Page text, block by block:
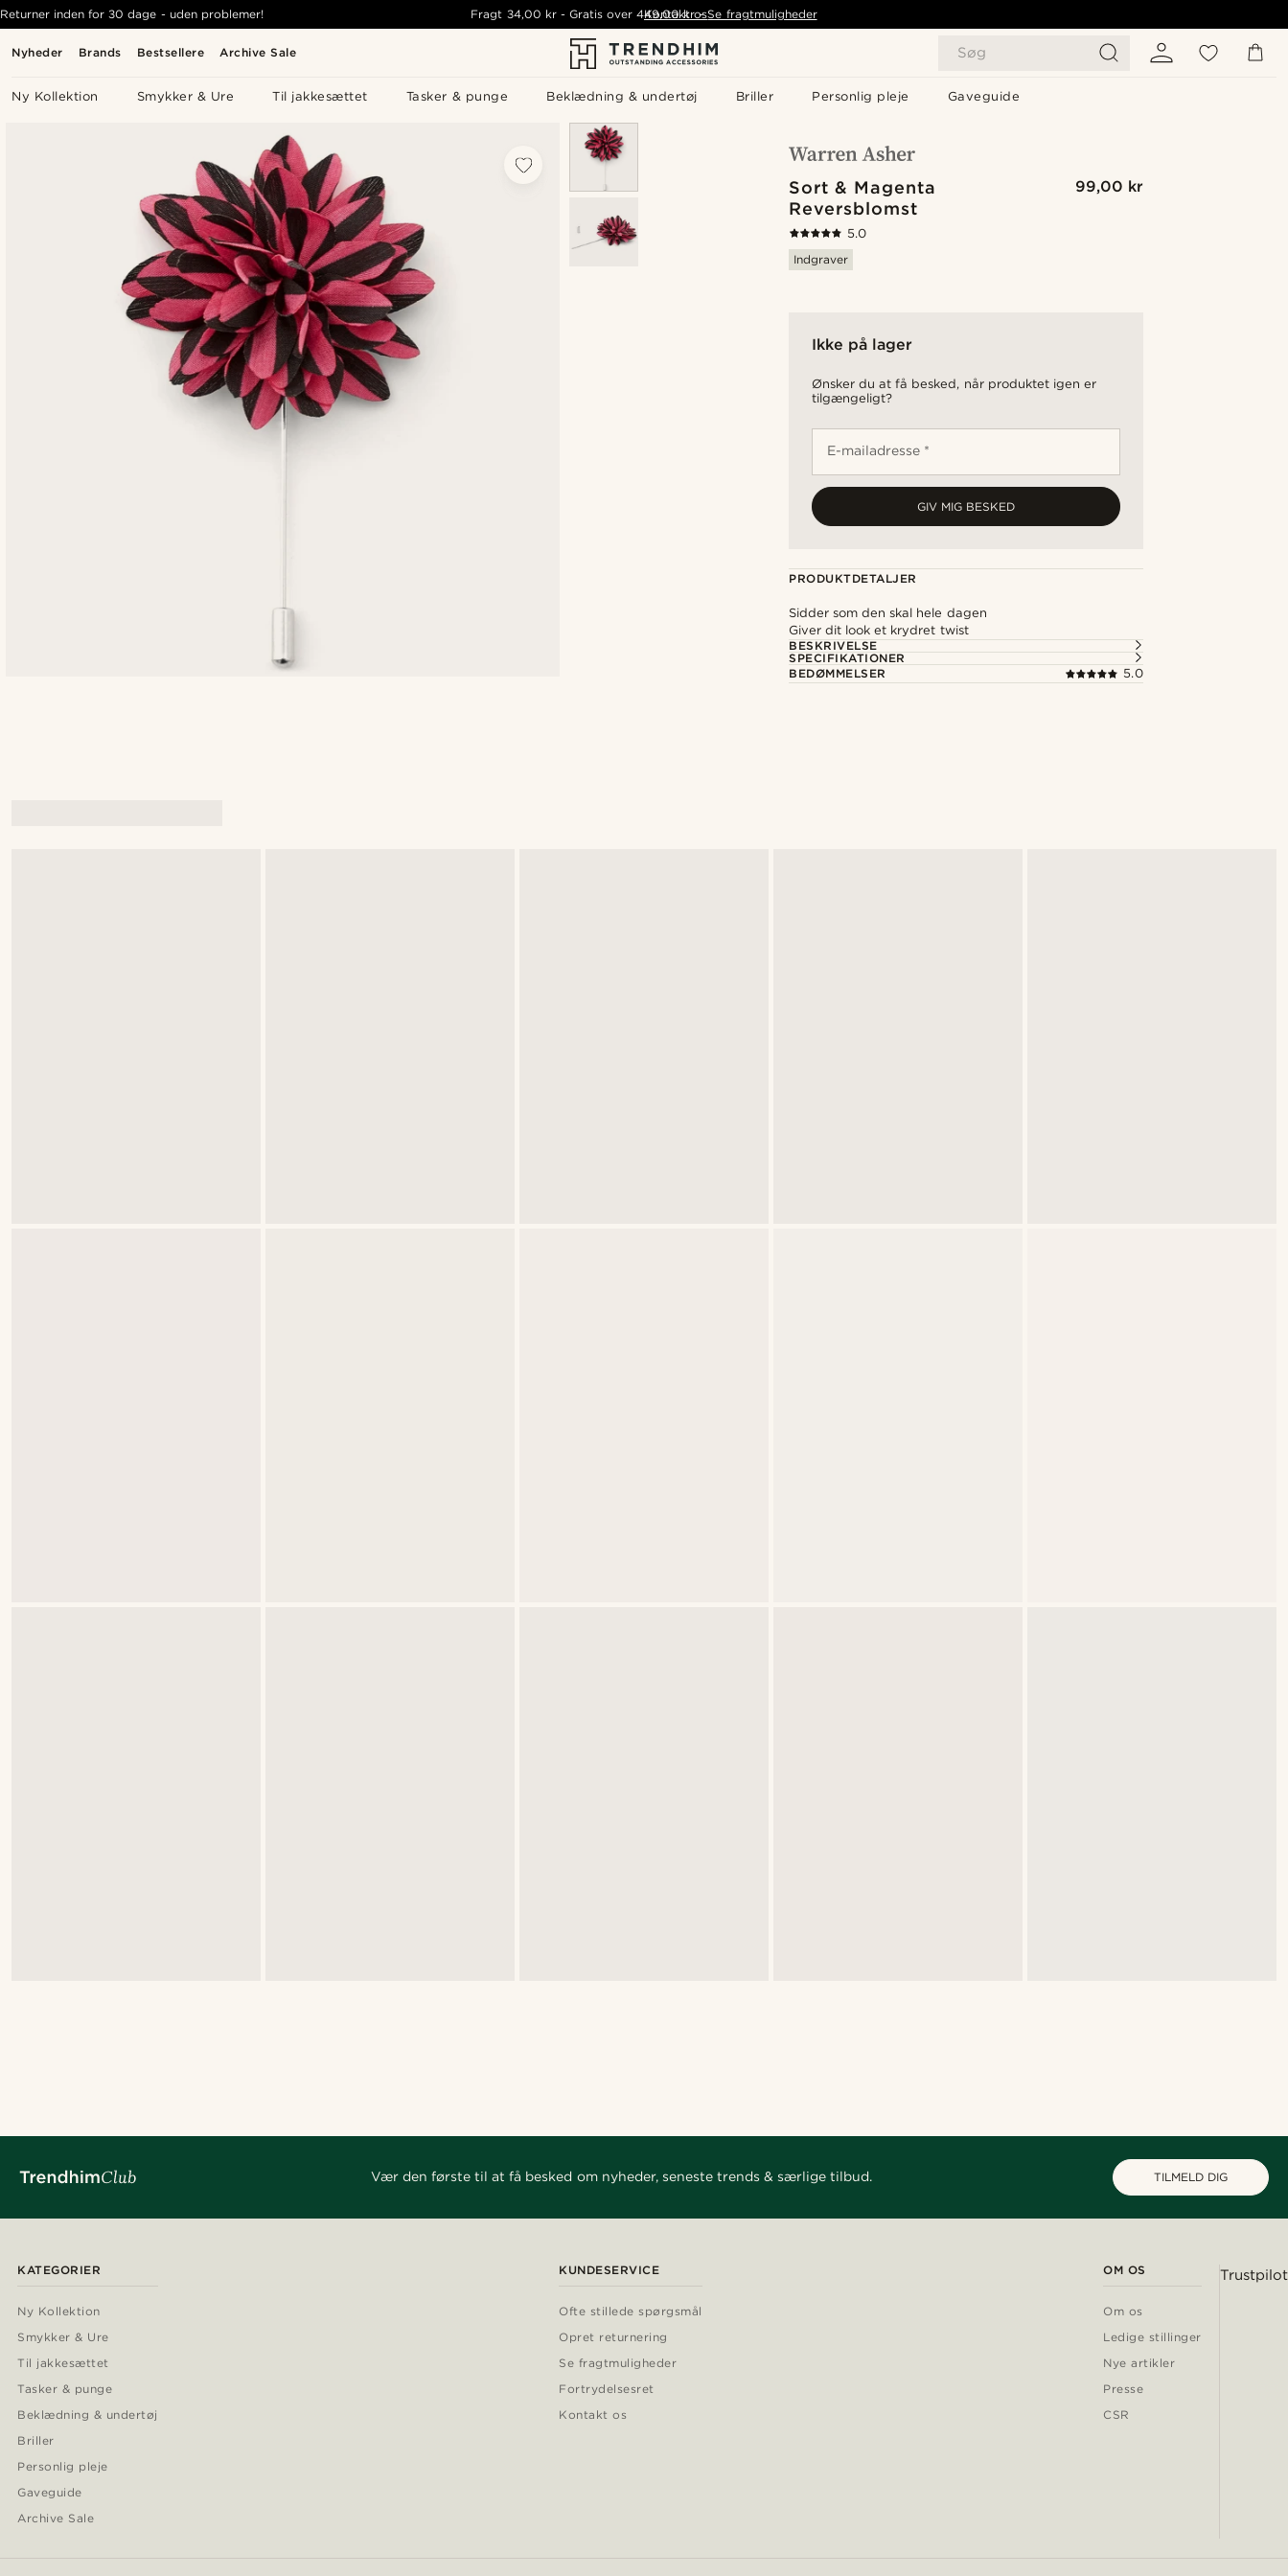
Nyheder Brands Bestsellere Archive Sale Søg
Ny Kollektion Smykker & Ure Til jakkesættet Tasker & punge Beklædning & undertøj Briller Personlig pleje Gaveguide
Returner inden for 30 dage - uden problemer! Fragt 34,00 kr- Gratis over 449,00 kr - Se fragtmuligheder
Kontakt os
Sort & Magenta
Reversblomst
99,00 kr
5.0
Indgraver
Ikke på lager
Ønsker du at få besked, når produktet igen er
tilgængeligt?
E-mailadresse *
GIV MIG BESKED
PRODUKTDETALJER
Sidder som den skal hele dagen
Giver dit look et krydret twist
BESKRIVELSE
SPECIFIKATIONER
BEDØMMELSER
5.0
Vær den første til at få besked om nyheder, seneste trends & særlige tilbud. TILMELD DIG
KATEGORIER
Ny Kollektion
Smykker & Ure
Til jakkesættet
Tasker & punge
Beklædning & undertøj
Briller
Personlig pleje
Gaveguide
Archive Sale
KUNDESERVICE
Ofte stillede spørgsmål
Opret returnering
Se fragtmuligheder
Fortrydelsesret
Kontakt os
OM OS
Om os
Ledige stillinger
Nye artikler
Presse
CSR
Trustpilot